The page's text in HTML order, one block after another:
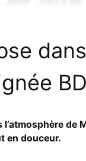
de
en douceur.